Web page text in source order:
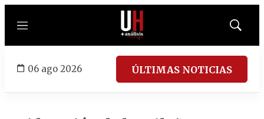
Menú
Mostrar
06 ago 2026 ÚLTIMAS NOTICIAS